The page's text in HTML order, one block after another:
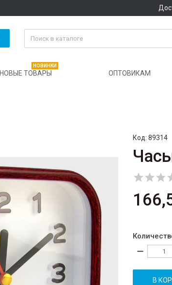
НОВЫЕ ТОВАРЫ
НОВИНКИ
ОПТОВИКАМ
Код: 89314

remove
В